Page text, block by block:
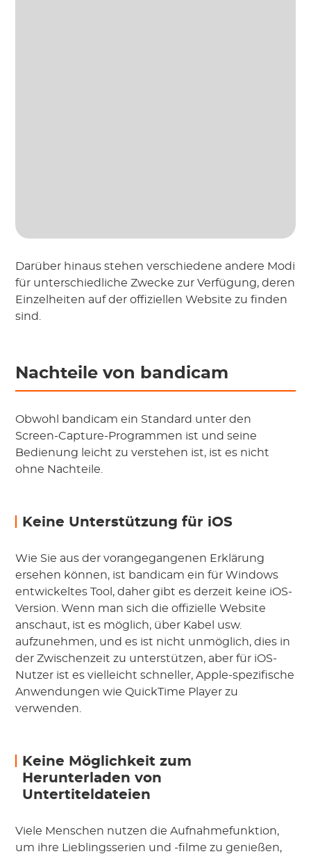
Darüber hinaus stehen verschiedene andere Modi
für unterschiedliche Zwecke zur Verfügung, deren
Einzelheiten auf der offiziellen Website zu finden
sind.
Nachteile von bandicam
Obwohl bandicam ein Standard unter den
Screen-Capture-Programmen ist und seine
Bedienung leicht zu verstehen ist, ist es nicht
ohne Nachteile.
Keine Unterstützung für iOS
Wie Sie aus der vorangegangenen Erklärung
ersehen können, ist bandicam ein für Windows
entwickeltes Tool, daher gibt es derzeit keine iOS-
Version. Wenn man sich die offizielle Website
anschaut, ist es möglich, über Kabel usw.
aufzunehmen, und es ist nicht unmöglich, dies in
der Zwischenzeit zu unterstützen, aber für iOS-
Nutzer ist es vielleicht schneller, Apple-spezifische
Anwendungen wie QuickTime Player zu
verwenden.
Keine Möglichkeit zum
Herunterladen von
Untertiteldateien
Viele Menschen nutzen die Aufnahmefunktion,
um ihre Lieblingsserien und -filme zu genießen,